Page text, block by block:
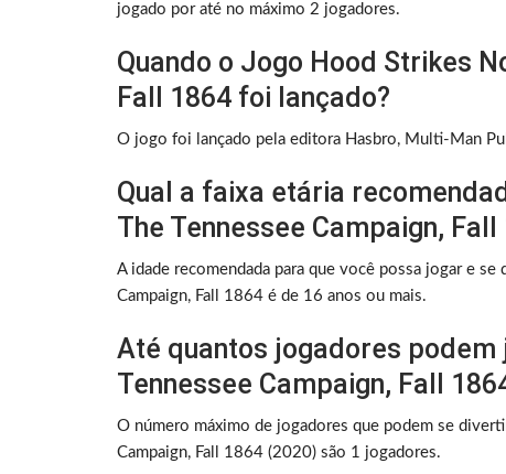
jogado por até no máximo 2 jogadores.
Quando o Jogo Hood Strikes
Fall 1864 foi lançado?
O jogo foi lançado pela editora Hasbro, Multi-Man
Qual a faixa etária
The Tennessee Campaign,
A idade recomendada para que você possa jogar e
Campaign, Fall 1864 é de 16 anos ou mais.
Até quantos jogadores
Tennessee Campaign, Fall
O número máximo de jogadores que podem se
Campaign, Fall 1864 (2020) são 1 jogadores.